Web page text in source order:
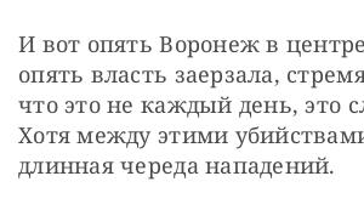
И вот опять Воронеж в
опять власть заерзала,
что это не каждый день, это
Хотя между этими
длинная череда нападений.